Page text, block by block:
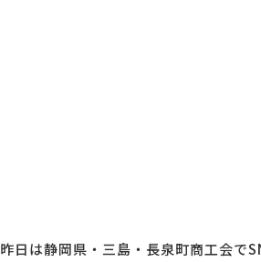
昨日は静岡県・三島・長泉町商工会で